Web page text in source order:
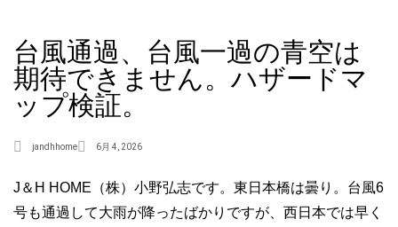
台風通過、台風一過の青空は
期待できません。ハザードマ
ップ検証。
jandhhome 6月 4, 2026
J＆H HOME（株）小野弘志です。東日本橋は曇り。台風6
号も通過して大雨が降ったばかりですが、西日本では早く